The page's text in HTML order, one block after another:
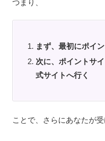
つまり、
まず、最初にポイ
次に、ポイントサ
式サイトへ行く
ことで、さらにあなたが